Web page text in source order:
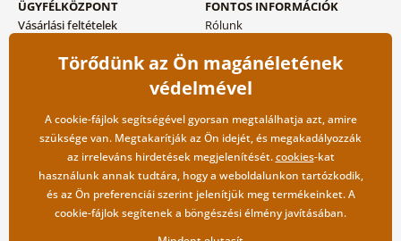
ÜGYFÉLKÖZPONT
Vásárlási feltételek
Szállítási és fizetési módok
FONTOS INFORMÁCIÓK
Rólunk
Blog
Kapcsolat
Nagykereskedelmi
együttműködés
Törődünk az Ön magánéletének
védelmével
A cookie-fájlok segítségével gyorsan megtalálhatja azt, amire
szüksége van. Megtakarítják az Ön idejét, és megakadályozzák
az irreleváns hirdetések megjelenítését.cookies-kat
használunk annak tudtára, hogy a weboldalunkon tartózkodik,
és az Ön preferenciái szerint jelenítjük meg termékeinket. A
cookie-fájlok segítenek a böngészési élmény javításában.